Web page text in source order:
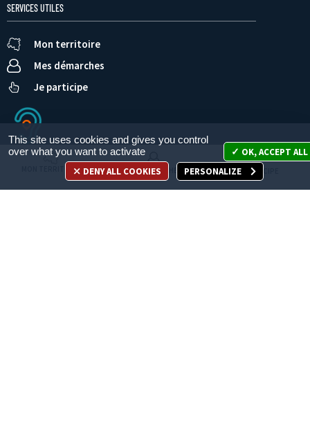
SERVICES UTILES
Mon territoire
Mes démarches
Je participe
Appelez-nous
en cliquant ici
MON TERRITOIRE MES DÉMARCHES JE PARTICIPE
This site uses cookies and gives you control
over what you want to activate
OK, ACCEPT ALL
DENY ALL COOKIES
PERSONALIZE